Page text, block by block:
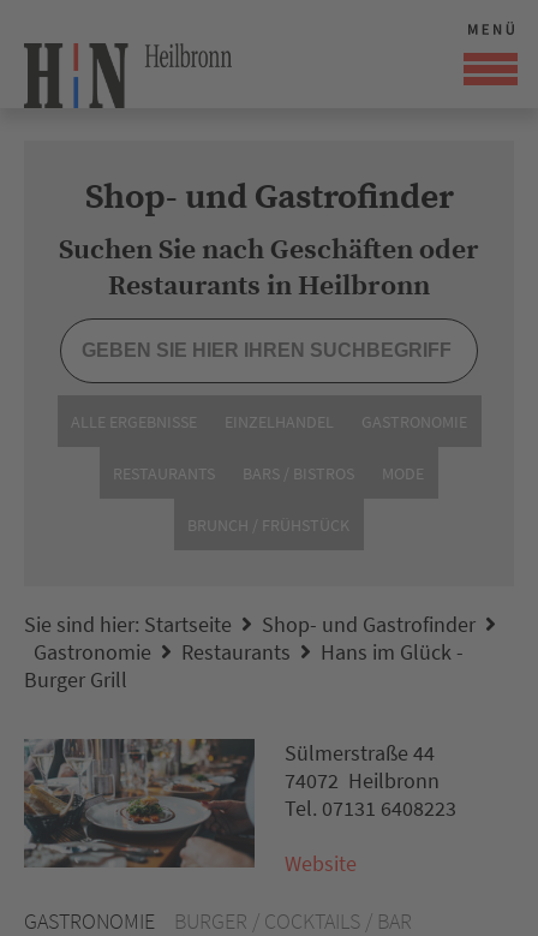
Shop- und Gastrofinder
Suchen Sie nach Geschäften oder
Restaurants in Heilbronn
ALLE ERGEBNISSE EINZELHANDEL GASTRONOMIE
RESTAURANTS BARS / BISTROS MODE
BRUNCH / FRÜHSTÜCK
Sie sind hier: Startseite
Shop- und Gastrofinder
Gastronomie
Restaurants
Hans im Glück -
Burger Grill
GASTRONOMIE BURGER / COCKTAILS / BAR
Sülmerstraße 44
74072 Heilbronn
Tel. 07131 6408223
Website